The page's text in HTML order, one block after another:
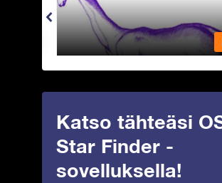
Katso tähteäsi
Star Finder -
sovelluksella!